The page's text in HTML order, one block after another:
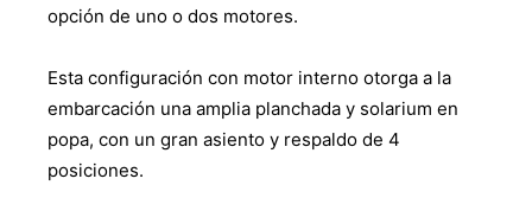
opción de uno o dos motores.
Esta configuración con motor interno otorga a la
embarcación una amplia planchada y solarium en
popa, con un gran asiento y respaldo de 4
posiciones.